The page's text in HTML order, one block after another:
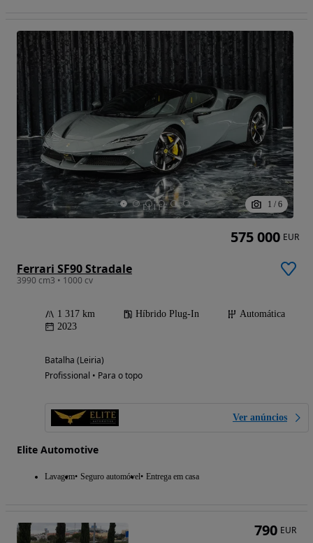
1 / 6
Ferrari SF90 Stradale
3990 cm3 • 1000 cv
1 317 km Híbrido Plug-In
Automática
2023
Batalha (Leiria)
Profissional • Para o topo
Ver anúncios
Elite Automotive
Lavagem Seguro automóvel Entrega em casa
575 000 EUR
790 EUR